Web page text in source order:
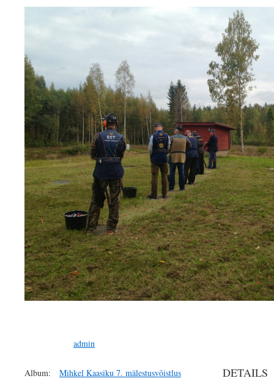
admin
Album: Mihkel Kaasiku 7. mälestusvõistlus DETAILS